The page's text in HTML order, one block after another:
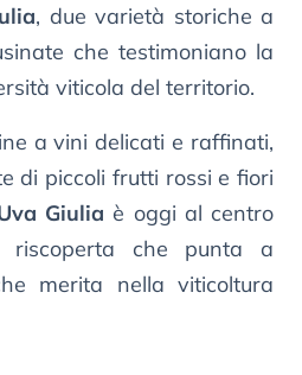
, due varietà storiche a
che testimoniano la
viticola del territorio.
a vini delicati e raffinati,
di piccoli frutti rossi e fiori
Giulia è oggi al centro
che punta a
merita nella viticoltura